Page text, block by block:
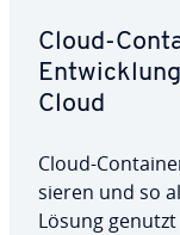
Cloud-
Cloud
Cloud-
sie­ren und so
Lösung